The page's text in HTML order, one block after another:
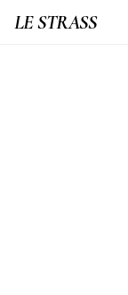
LE STRASS